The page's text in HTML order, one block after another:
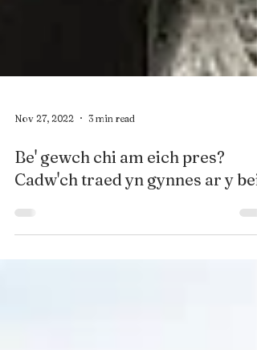
Nov 27, 2022 3 min read
Cadw'ch traed yn gynnes ar y